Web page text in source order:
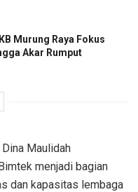
Murung Raya Fokus
Akar Rumput
Maulidah
menjadi bagian
dan kapasitas lembaga